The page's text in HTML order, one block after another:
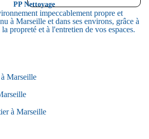
PP Nettoyage
impeccablement propre et
à Marseille et dans ses environs, grâce à
propreté et à l'entretien de vos espaces.
Marseille
à Marseille